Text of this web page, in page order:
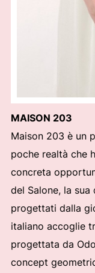
MAISON 203
Maison 203 è un
poche realtà che
concreta
del Salone, la
progettati dalla
italiano accoglie
progettata da
concept